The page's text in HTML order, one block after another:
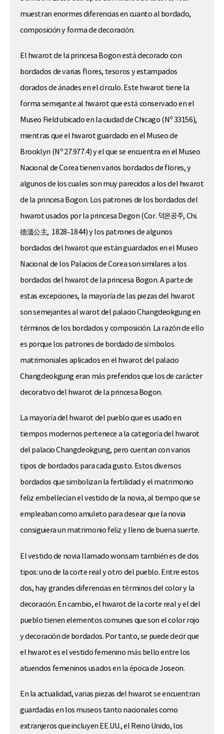
muestran enormes diferencias en cuanto al bordado,
composición y forma de decoración.
El hwarot de la princesa Bogon está decorado con
bordados de varias flores, tesoros y estampados
dorados de ánades en el círculo. Este hwarot tiene la
forma semejante al hwarot que está conservado en el
Museo Field ubicado en la ciudad de Chicago (Nº 33156),
mientras que el hwarot guardado en el Museo de
Brooklyn (Nº 27.977.4) y el que se encuentra en el Museo
Nacional de Corea tienen varios bordados de flores, y
algunos de los cuales son muy parecidos a los del hwarot
de la princesa Bogon. Los patrones de los bordados del
hwarot usados por la princesa Degon (Cor. 덕온공주, Chi.
德溫公主, 1828–1844) y los patrones de algunos
bordados del hwarot que están guardados en el Museo
Nacional de los Palacios de Corea son similares a los
bordados del hwarot de la princesa Bogon. A parte de
estas excepciones, la mayoría de las piezas del hwarot
son semejantes al warot del palacio Changdeokgung en
términos de los bordados y composición. La razón de ello
es porque los patrones de bordado de símbolos
matrimoniales aplicados en el hwarot del palacio
Changdeokgung eran más preferidos que los de carácter
decorativo del hwarot de la princesa Bogon.
La mayoría del hwarot del pueblo que es usado en
tiempos modernos pertenece a la categoría del hwarot
del palacio Changdeokgung, pero cuentan con varios
tipos de bordados para cada gusto. Estos diversos
bordados que simbolizan la fertilidad y el matrimonio
feliz embellecían el vestido de la novia, al tiempo que se
empleaban como amuleto para desear que la novia
consiguiera un matrimonio feliz y lleno de buena suerte.
El vestido de novia llamado wonsam también es de dos
tipos: uno de la corte real y otro del pueblo. Entre estos
dos, hay grandes diferencias en términos del color y la
decoración. En cambio, el hwarot de la corte real y el del
pueblo tienen elementos comunes que son el color rojo
y decoración de bordados. Por tanto, se puede decir que
el hwarot es el vestido femenino más bello entre los
atuendos femeninos usados en la época de Joseon.
En la actualidad, varias piezas del hwarot se encuentran
guardadas en los museos tanto nacionales como
extranjeros que incluyen EE.UU., el Reino Unido, los